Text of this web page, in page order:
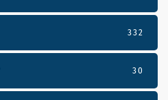
332
30